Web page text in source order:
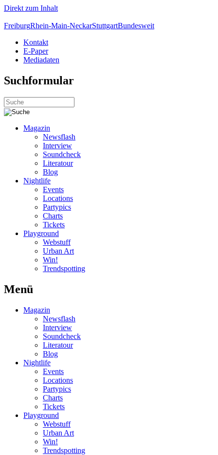
Direkt zum Inhalt
FreiburgRhein-Main-NeckarStuttgartBundesweit
Kontakt
E-Paper
Mediadaten
Suchformular
Magazin
Newsflash
Interview
Soundcheck
Literatour
Blog
Nightlife
Events
Locations
Partypics
Charts
Tickets
Playground
Webstuff
Urban Art
Win!
Trendspotting
Menü
Magazin
Newsflash
Interview
Soundcheck
Literatour
Blog
Nightlife
Events
Locations
Partypics
Charts
Tickets
Playground
Webstuff
Urban Art
Win!
Trendspotting